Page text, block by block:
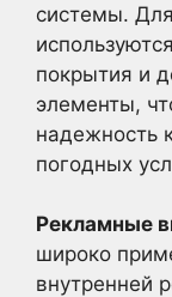
системы.
покрытия и
элементы,
надежность
погодных
Рекламные
широко
внутренней